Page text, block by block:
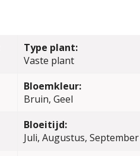
Type plant:
Vaste plant
Bloemkleur:
Bruin, Geel
Bloeitijd:
Juli, Augustus, September